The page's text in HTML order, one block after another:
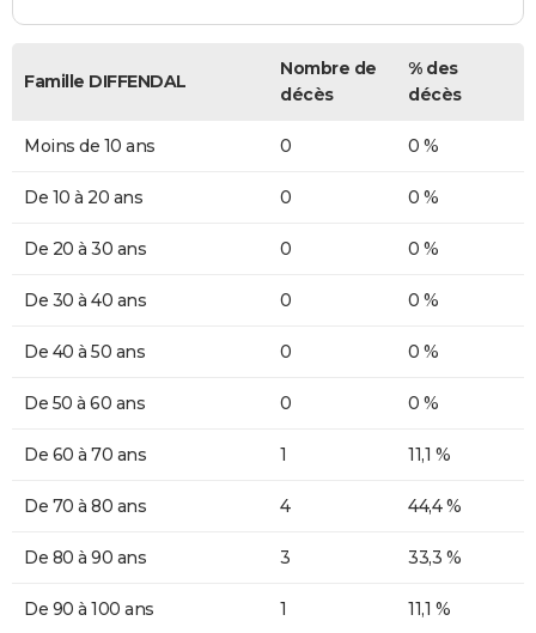
Famille DIFFENDAL
Nombre de
décès
% des
décès
Moins de 10 ans 0 0 %
De 10 à 20 ans 0 0 %
De 20 à 30 ans 0 0 %
De 30 à 40 ans 0 0 %
De 40 à 50 ans 0 0 %
De 50 à 60 ans 0 0 %
De 60 à 70 ans 1 11,1 %
De 70 à 80 ans 4 44,4 %
De 80 à 90 ans 3 33,3 %
De 90 à 100 ans 1 11,1 %